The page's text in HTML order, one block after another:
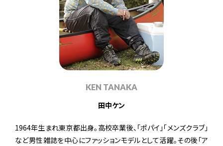
KEN TANAKA
田中ケン
1964年生まれ東京都出身。高校卒業後、「ポパイ」「メンズクラブ」
など男性雑誌を中心にファッションモデルとして活躍。その後「ア